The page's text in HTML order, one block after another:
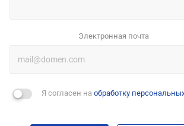
Электронная почта
Я согласен на обработку